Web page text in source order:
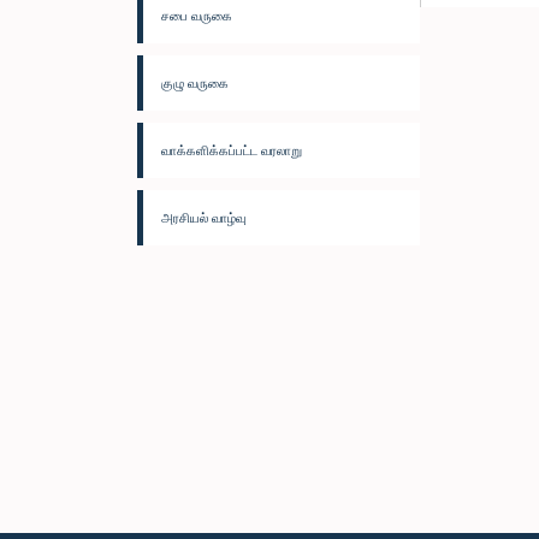
சபை வருகை
குழு வருகை
வாக்களிக்கப்பட்ட வரலாறு
அரசியல் வாழ்வு